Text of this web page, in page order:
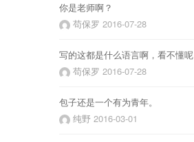
你是老师啊？
苟保罗 2016-07-28
写的这都是什么语言啊，看不懂呢
苟保罗 2016-07-28
包子还是一个有为青年。
纯野 2016-03-01